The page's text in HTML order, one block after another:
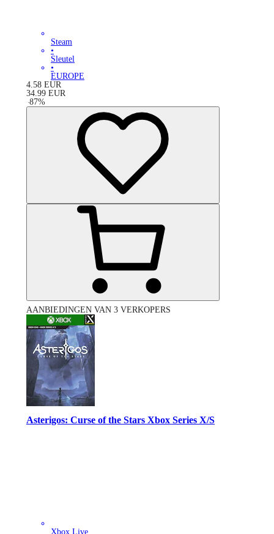
Steam
•
Sleutel
•
EUROPE
4.58 EUR
34.99 EUR
-87%
AANBIEDINGEN VAN 3 VERKOPERS
Asterigos: Curse of the Stars Xbox Series X/S
Xbox Live